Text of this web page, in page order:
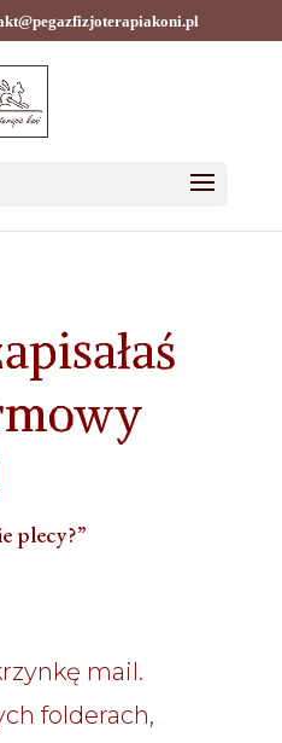
plecy?”
mail.
folderach,